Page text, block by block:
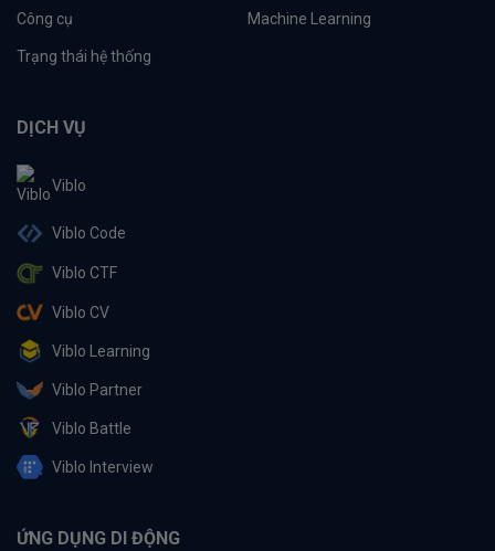
Công cụ Machine Learning
Trạng thái hệ thống
DỊCH VỤ
Viblo
Viblo Code
Viblo CTF
Viblo CV
Viblo Learning
Viblo Partner
Viblo Battle
Viblo Interview
ỨNG DỤNG DI ĐỘNG